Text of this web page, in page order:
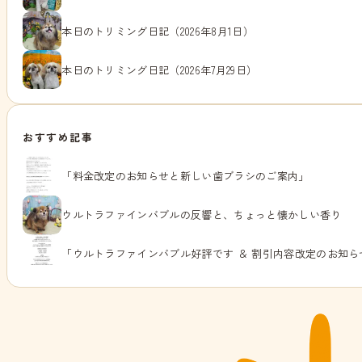
本日のトリミング日記（2026年8月1日）
本日のトリミング日記（2026年7月29日）
おすすめ記事
「料金改定のお知らせと新しい歯ブラシのご案内」
ウルトラファインバブルの反響と、ちょっと懐かしい香り
「ウルトラファインバブル好評です ＆ 割引内容改定のお知